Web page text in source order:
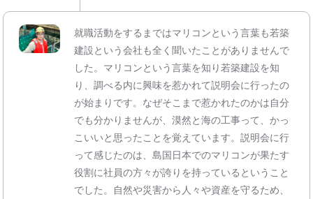
就職活動をするまではマリコンという言葉も若築
建設という会社も全く聞いたことがありませんで
した。マリコンという言葉を知り若築建設を知
り、調べる内に興味を惹かれて説明会に行ったの
が始まりです。なぜそこまで惹かれたのかは自分
でも分かりませんが、漠然と海の工事って、かっ
こいいと思ったことを覚えています。説明会に行
って感じたのは、島国日本でのマリコンが果たす
役割に社員の方々が誇りを持っているということ
でした。自然や災害から人々や資産を守るため、